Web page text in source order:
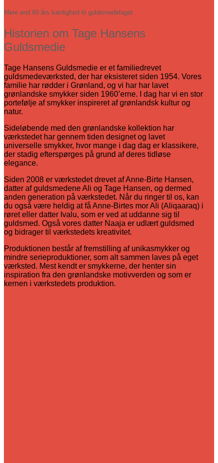
Mere end 60 års kærlighed til guldsmedefaget
Historien om Tage Hansens
Guldsmedie
Tage Hansens Guldsmedie er et familiedrevet
guldsmedeværksted, der har eksisteret siden 1954. Vores
familie har rødder i Grønland, og vi har har lavet
grønlandske smykker siden 1960’erne. I dag har vi en stor
portefølje af smykker inspireret af grønlandsk kultur og
natur.
Sideløbende med den grønlandske kollektion har
værkstedet har gennem tiden designet og lavet
universelle smykker, hvor mange i dag dag er klassikere,
der stadig efterspørges på grund af deres tidløse
elegance.
Siden 2008 er værkstedet drevet af Anne-Birte Hansen,
datter af guldsmedene Ali og Tage Hansen, og dermed
anden generation på værkstedet. Når du ringer til os, kan
du også være heldig at få Anne-Birtes mor Ali (Aliqaaraq) i
røret eller datter Ivalu, som er ved at uddanne sig til
guldsmed. Også vores datter Naaja er udlært guldsmed
og bidrager til værkstedets kreativitet.
Produktionen består af fremstilling af unikasmykker og
mindre serieproduktioner, som alt sammen laves på eget
værksted. Mest kendt er smykkerne, der henter sin
inspiration fra den grønlandske motivverden og som er
kernen i værkstedets produktion.